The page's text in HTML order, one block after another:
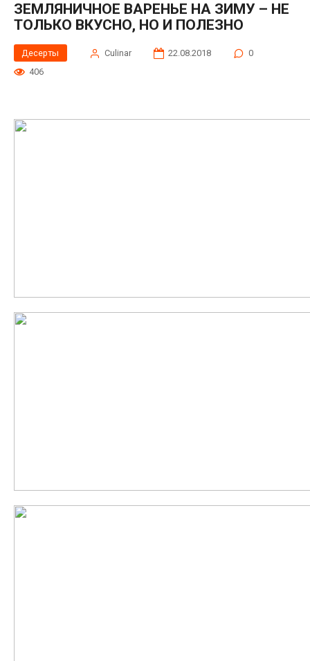
ЗЕМЛЯНИЧНОЕ ВАРЕНЬЕ НА ЗИМУ – НЕ
ТОЛЬКО ВКУСНО, НО И ПОЛЕЗНО
Десерты Сulinar 22.08.2018
0
406